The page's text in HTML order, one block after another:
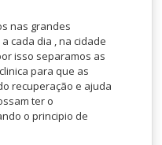
nas grandes
cada dia , na cidade
isso separamos as
para que as
recuperação e ajuda
ter o
o principio de